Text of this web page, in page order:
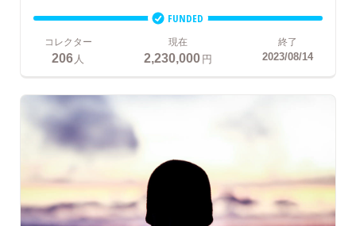
FUNDED
コレクター
206人
現在
2,230,000円
終了
2023/08/14